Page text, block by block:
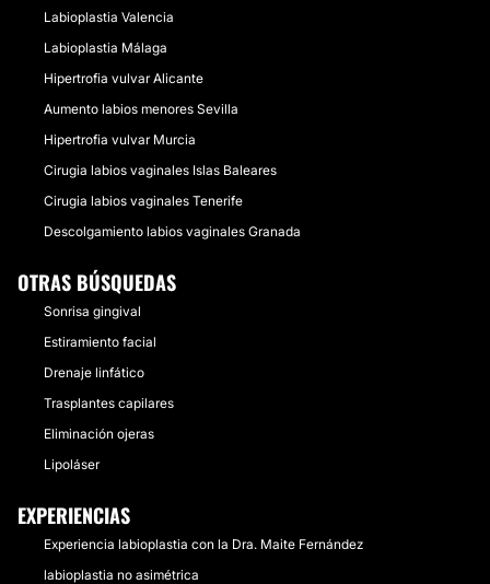
Labioplastia Valencia
Labioplastia Málaga
Hipertrofia vulvar Alicante
Aumento labios menores Sevilla
Hipertrofia vulvar Murcia
Cirugia labios vaginales Islas Baleares
Cirugia labios vaginales Tenerife
Descolgamiento labios vaginales Granada
OTRAS BÚSQUEDAS
Sonrisa gingival
Estiramiento facial
Drenaje linfático
Trasplantes capilares
Eliminación ojeras
Lipoláser
EXPERIENCIAS
Experiencia labioplastia con la Dra. Maite Fernández
labioplastia no asimétrica